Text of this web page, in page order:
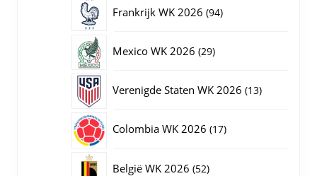
Frankrijk WK 2026 9494
Mexico WK 2026 2929
Verenigde Staten WK 2026 1313
Colombia WK 2026 1717
België WK 2026 5252